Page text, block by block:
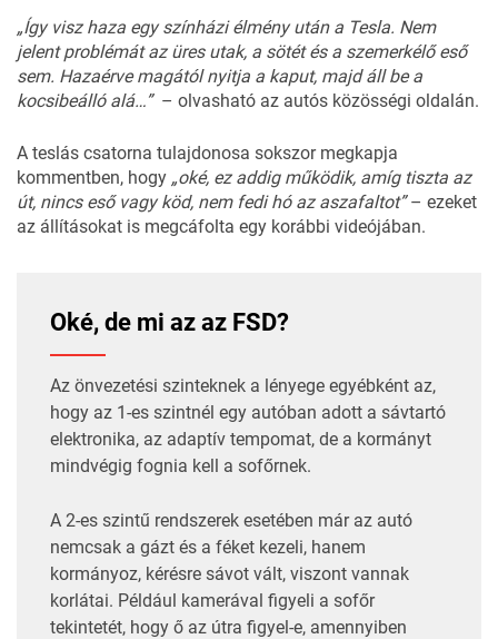
„Így visz haza egy színházi élmény után a Tesla. Nem
jelent problémát az üres utak, a sötét és a szemerkélő eső
sem. Hazaérve magától nyitja a kaput, majd áll be a
kocsibeálló alá…” – olvasható az autós közösségi oldalán.
A teslás csatorna tulajdonosa sokszor megkapja
kommentben, hogy „oké, ez addig működik, amíg tiszta az
út, nincs eső vagy köd, nem fedi hó az aszafaltot”– ezeket
az állításokat is megcáfolta egy korábbi videójában.
Oké, de mi az az FSD?
Az önvezetési szinteknek a lényege egyébként az,
hogy az 1-es szintnél egy autóban adott a sávtartó
elektronika, az adaptív tempomat, de a kormányt
mindvégig fognia kell a sofőrnek.
A 2-es szintű rendszerek esetében már az autó
nemcsak a gázt és a féket kezeli, hanem
kormányoz, kérésre sávot vált, viszont vannak
korlátai. Például kamerával figyeli a sofőr
tekintetét, hogy ő az útra figyel-e, amennyiben